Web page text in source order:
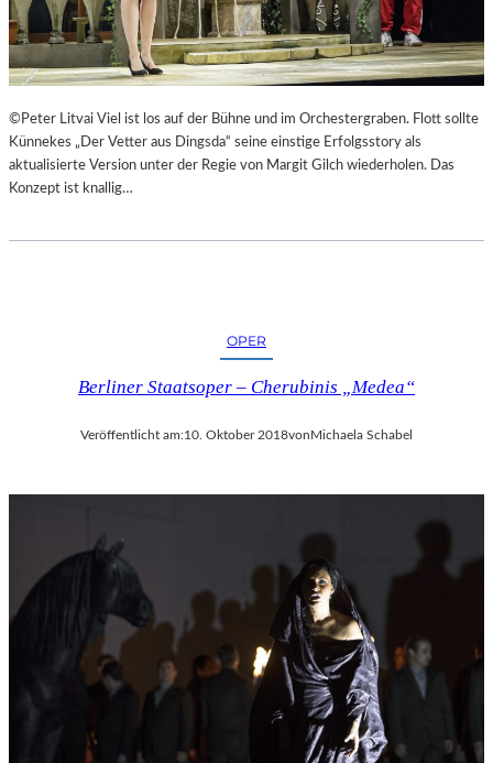
©Peter Litvai Viel ist los auf der Bühne und im Orchestergraben. Flott sollte
Künnekes „Der Vetter aus Dingsda“ seine einstige Erfolgsstory als
aktualisierte Version unter der Regie von Margit Gilch wiederholen. Das
Konzept ist knallig…
OPER
Berliner Staatsoper – Cherubinis „Medea“
Veröffentlicht am:10. Oktober 2018vonMichaela Schabel